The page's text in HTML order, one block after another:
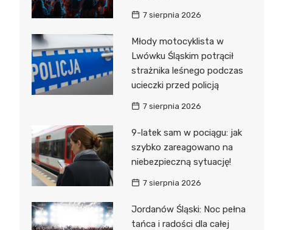
7 sierpnia 2026
Młody motocyklista w
Lwówku Śląskim potrącił
strażnika leśnego podczas
ucieczki przed policją
7 sierpnia 2026
9-latek sam w pociągu: jak
szybko zareagowano na
niebezpieczną sytuację!
7 sierpnia 2026
Jordanów Śląski: Noc pełna
tańca i radości dla całej